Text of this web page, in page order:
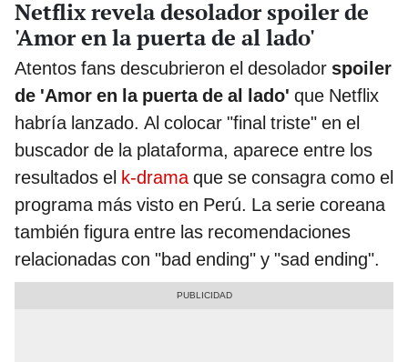
Netflix revela desolador spoiler de
'Amor en la puerta de al lado'
Atentos fans descubrieron el desolador spoiler
de 'Amor en la puerta de al lado' que Netflix
habría lanzado. Al colocar "final triste" en el
buscador de la plataforma, aparece entre los
resultados el k-dramaque se consagra como el
programa más visto en Perú. La serie coreana
también figura entre las recomendaciones
relacionadas con "bad ending" y "sad ending".